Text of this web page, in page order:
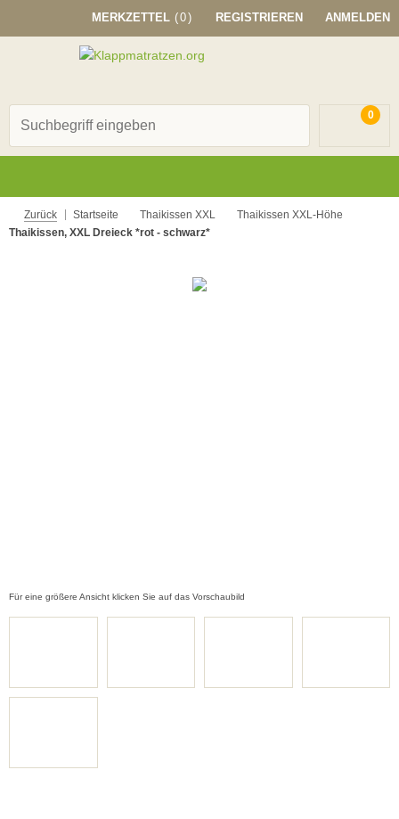
MERKZETTEL (0) REGISTRIEREN ANMELDEN
0
Zurück Startseite Thaikissen XXL
Thaikissen XXL-Höhe
Thaikissen, XXL Dreieck *rot - schwarz*
Für eine größere Ansicht klicken Sie auf das Vorschaubild